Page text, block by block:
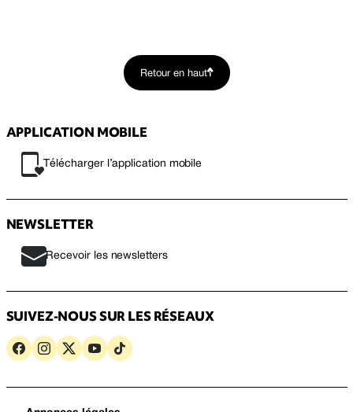
Retour en haut
APPLICATION MOBILE
Télécharger l’application mobile
NEWSLETTER
Recevoir les newsletters
SUIVEZ-NOUS SUR LES RÉSEAUX